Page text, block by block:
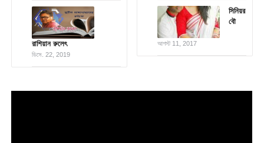
রাশিয়ান রুলেৎ
ডিসে. 22, 2019
সিনিয়র
বৌ
আগস্ট 11, 2017